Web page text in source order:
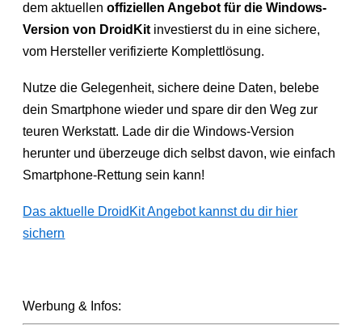
dem aktuellenoffiziellen Angebot für die Windows-
Version von DroidKit investierst du in eine sichere,
vom Hersteller verifizierte Komplettlösung.
Nutze die Gelegenheit, sichere deine Daten, belebe
dein Smartphone wieder und spare dir den Weg zur
teuren Werkstatt. Lade dir die Windows-Version
herunter und überzeuge dich selbst davon, wie einfach
Smartphone-Rettung sein kann!
Das aktuelle DroidKit Angebot kannst du dir hier
sichern
Werbung & Infos: